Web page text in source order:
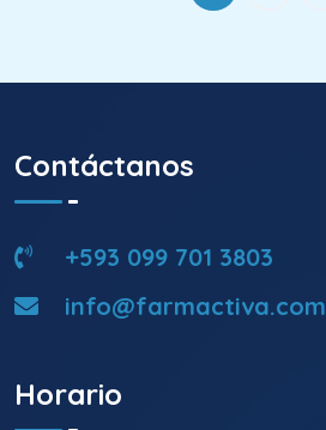
Contáctanos
+593 099 701 3803
info@farmactiva.com
Horario